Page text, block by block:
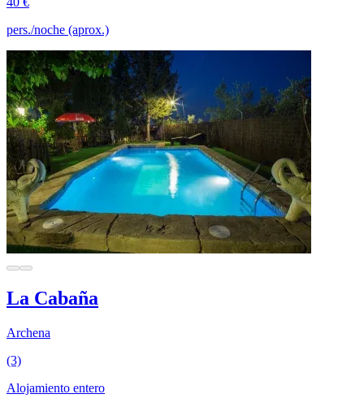
pers./noche (aprox.)
La Cabaña
Archena
(3)
Alojamiento entero